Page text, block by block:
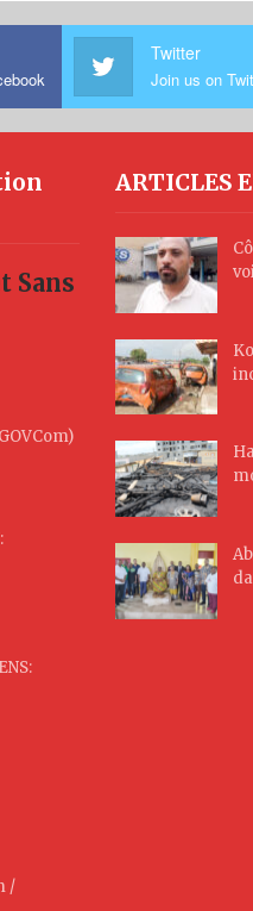
Twitter
Join us on
Sans
/
ARTICLES